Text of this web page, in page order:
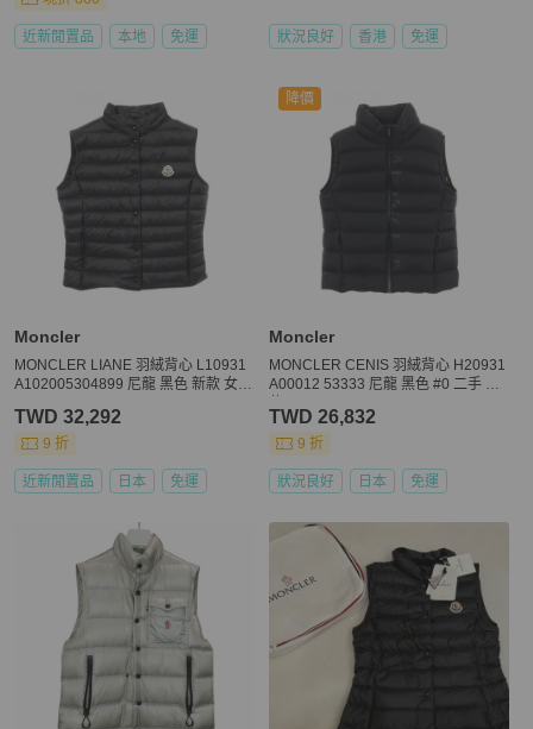
近新閒置品 本地 免運 狀況良好 香港 免運
Moncler
MONCLER LIANE 羽絨背心 L10931
A102005304899 尼龍 黑色 新款 女款
TWD 32,292
9 折
近新閒置品 日本 免運
降價
Moncler
MONCLER CENIS 羽絨背心 H20931
A00012 53333 尼龍 黑色 #0 二手 女
TWD 26,832
9 折
狀況良好 日本 免運